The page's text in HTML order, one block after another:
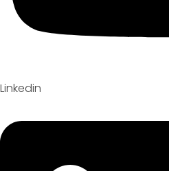
Linkedin